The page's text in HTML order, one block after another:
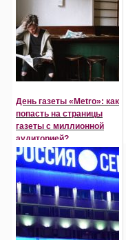
День газеты «Metro»: как
попасть на страницы
газеты с миллионной
аудиторией?